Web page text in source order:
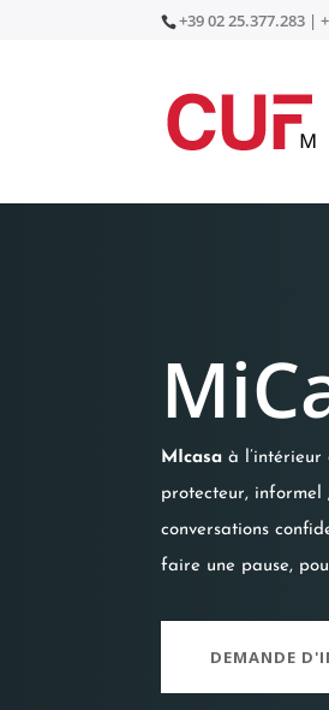
+39 02 25.377.283 |
MIcasa à l’intérieur
protecteur, informel
conversations
faire une pause,
DEMANDE